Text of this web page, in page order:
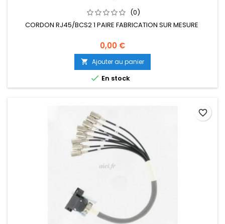
(0)
CORDON RJ45/BCS2 1 PAIRE FABRICATION SUR MESURE
0,00 €
 Ajouter au panier
 En stock
favorite_border